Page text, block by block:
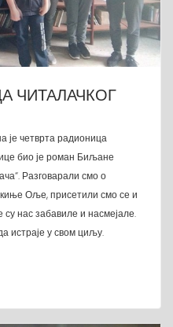
ЧИТАЛАЧКОГ
је четврта радионица
био је роман Биљане
Разговарали смо о
Оље, присетили смо се и
су нас забавиле и насмејале.
истраје у свом циљу.